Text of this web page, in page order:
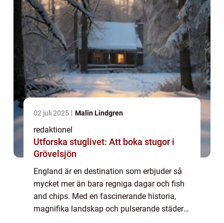
02 juli 2025 Malin Lindgren
redaktionel
Utforska stuglivet: Att boka stugor i
Grövelsjön
England är en destination som erbjuder så
mycket mer än bara regniga dagar och fish
and chips. Med en fascinerande historia,
magnifika landskap och pulserande städer